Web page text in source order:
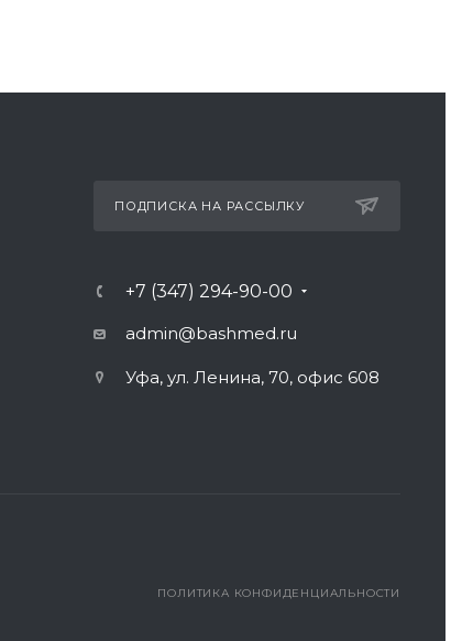
ПОДПИСКА НА РАССЫЛКУ
+7 (347) 294-90-00
admin@bashmed.ru
Уфа, ул. Ленина, 70, офис 608
ПОЛИТИКА КОНФИДЕНЦИАЛЬНОСТИ